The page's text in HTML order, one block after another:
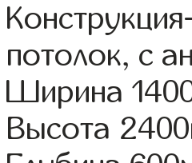
потолок, с
Ширина
Высота